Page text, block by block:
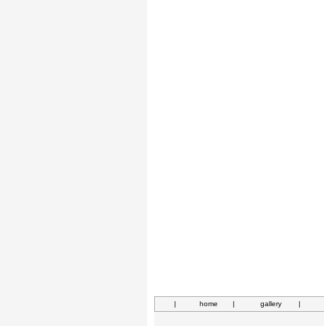
| home | gallery |